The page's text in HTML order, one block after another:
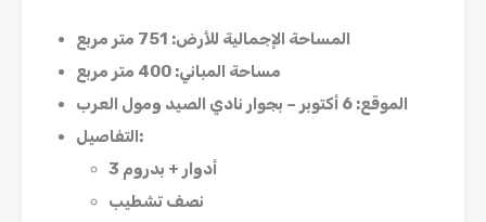
المساحة الإجمالية للأرض: 751
متر مربع
مساحة المباني: 400
متر مربع
الموقع: 6
أكتوبر – بجوار نادي الصيد ومول العرب
التفاصيل:
3 أدوار + بدروم
نصف تشطيب